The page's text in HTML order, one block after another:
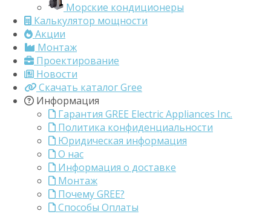
Морские кондиционеры
Калькулятор мощности
Акции
Монтаж
Проектирование
Новости
Скачать каталог Gree
Информация
Гарантия GREE Electric Appliances Inc.
Политика конфиденциальности
Юридическая информация
О нас
Информация о доставке
Монтаж
Почему GREE?
Способы Оплаты